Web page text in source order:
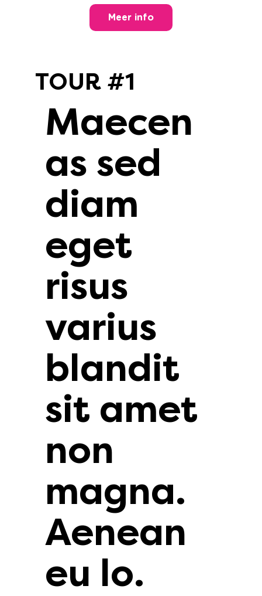
Meer info
Maecen
as sed
diam
eget
risus
varius
blandit
sit amet
non
magna.
Aenean
eu lo.
TOUR #1